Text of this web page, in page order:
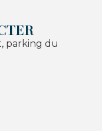
parking du